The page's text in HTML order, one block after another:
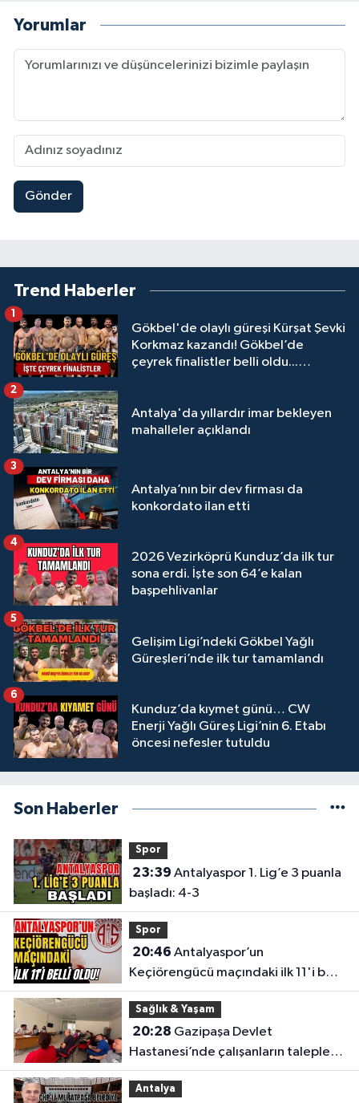
Yorumlar
Gönder
Trend Haberler
Gökbel'de olaylı güreşi Kürşat Şevki
Korkmaz kazandı! Gökbel’de
çeyrek finalistler belli oldu...
1
Antalya'da yıllardır imar bekleyen
mahalleler açıklandı
2
Antalya’nın bir dev firması da
konkordato ilan etti
3
2026 Vezirköprü Kunduz’da ilk tur
sona erdi. İşte son 64’e kalan
başpehlivanlar
4
Gelişim Ligi’ndeki Gökbel Yağlı
Güreşleri’nde ilk tur tamamlandı
5
Kunduz’da kıymet günü… CW
Enerji Yağlı Güreş Ligi’nin 6. Etabı
öncesi nefesler tutuldu
6
Son Haberler
Spor
23:39
başladı: 4-3
Spor
20:46
Keçiörengücü maçındaki ilk 11'i belli
oldu!
Sağlık & Yaşam
20:28
Hastanesi’nde çalışanların talepleri
masaya yatırıldı
Antalya